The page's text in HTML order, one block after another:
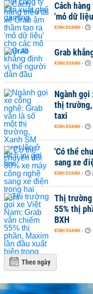
Cách
'mỏ dữ
KINH DOANH -
Grab
KINH DOANH -
Ngành gọi
thị trường,
taxi
KINH DOANH -
'Có thể
sang xe
KINH DOANH -
Thị trường
55% thị
BXH
KINH DOANH -
Theo ngày